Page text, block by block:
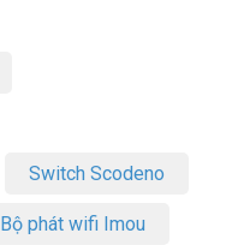
Switch Scodeno
Bộ phát wifi Imou